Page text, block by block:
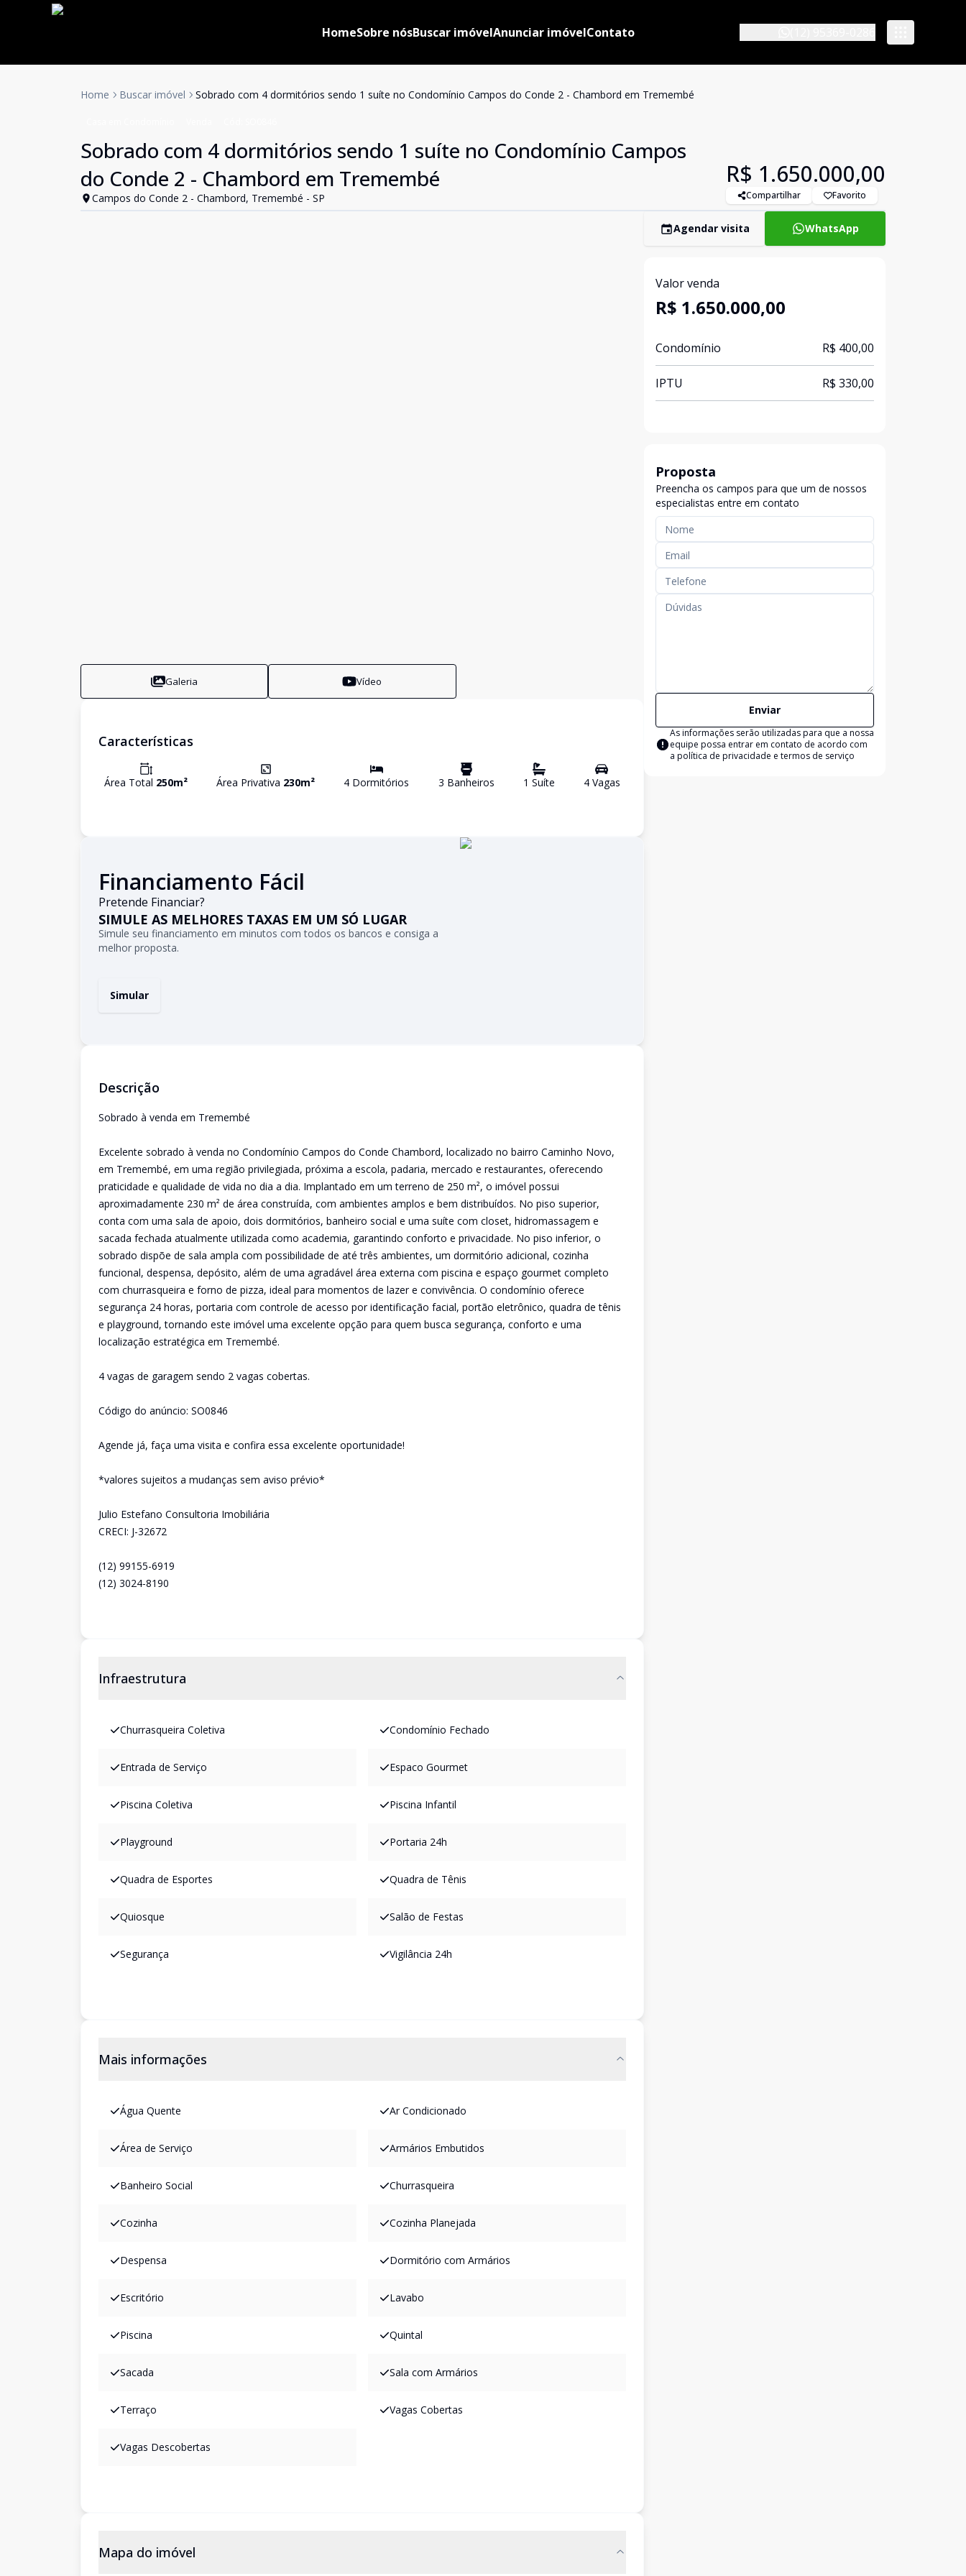
HomeSobre nósBuscar imóvelAnunciar imóvelContato
Home Buscar imóvel Sobrado com 4 dormitórios sendo 1 suíte no Condomínio Campos do Conde 2 - Chambord em Tremembé
Sobrado com 4 dormitórios sendo 1 suíte no Condomínio Campos
do Conde 2 - Chambord em Tremembé
Campos do Conde 2 - Chambord, Tremembé - SP
R$ 1.650.000,00
Compartilhar Favorito
Galeria Vídeo
Características
Área Total 250m² Área Privativa 230m² 4 Dormitórios 3 Banheiros 1 Suíte 4Vagas
Financiamento Fácil
Pretende Financiar?
SIMULE AS MELHORES TAXAS EM UM SÓ LUGAR
Simule seu financiamento em minutos com todos os bancos e consiga a
melhor proposta.
Simular
Descrição
Sobrado à venda em Tremembé
Excelente sobrado à venda no Condomínio Campos do Conde Chambord, localizado no bairro Caminho Novo,
em Tremembé, em uma região privilegiada, próxima a escola, padaria, mercado e restaurantes, oferecendo
praticidade e qualidade de vida no dia a dia. Implantado em um terreno de 250 m², o imóvel possui
aproximadamente 230 m² de área construída, com ambientes amplos e bem distribuídos. No piso superior,
conta com uma sala de apoio, dois dormitórios, banheiro social e uma suíte com closet, hidromassagem e
sacada fechada atualmente utilizada como academia, garantindo conforto e privacidade. No piso inferior, o
sobrado dispõe de sala ampla com possibilidade de até três ambientes, um dormitório adicional, cozinha
funcional, despensa, depósito, além de uma agradável área externa com piscina e espaço gourmet completo
com churrasqueira e forno de pizza, ideal para momentos de lazer e convivência. O condomínio oferece
segurança 24 horas, portaria com controle de acesso por identificação facial, portão eletrônico, quadra de tênis
e playground, tornando este imóvel uma excelente opção para quem busca segurança, conforto e uma
localização estratégica em Tremembé.
4 vagas de garagem sendo 2 vagas cobertas.
Código do anúncio: SO0846
Agende já, faça uma visita e confira essa excelente oportunidade!
*valores sujeitos a mudanças sem aviso prévio*
Julio Estefano Consultoria Imobiliária
CRECI: J-32672
(12) 99155-6919
(12) 3024-8190
Infraestrutura
Churrasqueira Coletiva Condomínio Fechado
Entrada de Serviço Espaco Gourmet
Piscina Coletiva Piscina Infantil
Playground Portaria 24h
Quadra de Esportes Quadra de Tênis
Quiosque Salão de Festas
Segurança Vigilância 24h
Mais informações
Água Quente Ar Condicionado
Área de Serviço Armários Embutidos
Banheiro Social Churrasqueira
Cozinha Cozinha Planejada
Despensa Dormitório com Armários
Escritório Lavabo
Piscina Quintal
Sacada Sala com Armários
Terraço Vagas Cobertas
Vagas Descobertas
Mapa do imóvel
Agendar visita WhatsApp
Valor venda
R$ 1.650.000,00
Condomínio R$ 400,00
IPTU R$ 330,00
Proposta
Preencha os campos para que um de nossos
especialistas entre em contato
Enviar
As informações serão utilizadas para que a nossa
equipe possa entrar em contato de acordo com
a política de privacidade e termos de serviço